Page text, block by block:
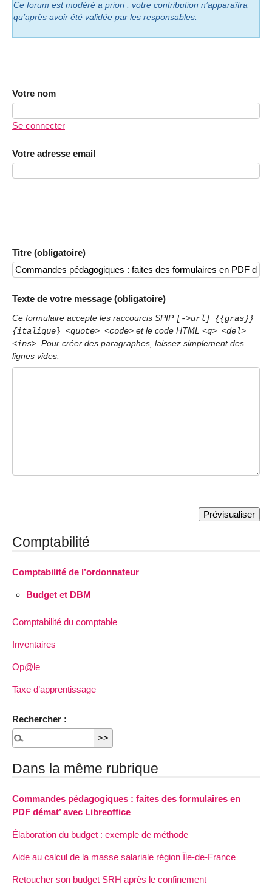
Ce forum est modéré a priori : votre contribution n’apparaîtra
qu’après avoir été validée par les responsables.
Votre nom
Se connecter
Votre adresse email
Titre (obligatoire)
Texte de votre message (obligatoire)
Ce formulaire accepte les raccourcis SPIP [->url] {{gras}}
{italique} <quote> <code> et le code HTML <q> <del>
<ins> . Pour créer des paragraphes, laissez simplement des
lignes vides.
Comptabilité
Comptabilité de l’ordonnateur
Budget et DBM
Comptabilité du comptable
Inventaires
Op@le
Taxe d’apprentissage
Rechercher :
Dans la même rubrique
Commandes pédagogiques : faites des formulaires en
PDF démat’ avec Libreoffice
Élaboration du budget : exemple de méthode
Aide au calcul de la masse salariale région Île-de-France
Retoucher son budget SRH après le confinement